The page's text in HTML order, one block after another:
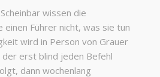
wissen die
einen Führer nicht, was sie tun
wird in Person von Grauer
erst blind jeden Befehl
dann wochenlang